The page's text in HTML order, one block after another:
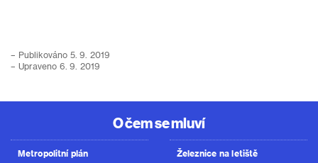
– Publikováno 5. 9. 2019
– Upraveno 6. 9. 2019
O čem se mluví
Metropolitní plán Železnice na letiště